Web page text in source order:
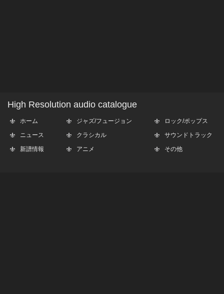
High Resolution audio catalogue
ホーム
ニュース
新譜情報
ジャズ/フュージョン
クラシカル
アニメ
ロック/ポップス
サウンドトラック
その他